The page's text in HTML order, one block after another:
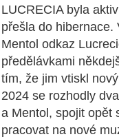
LUCRECIA byla
přešla do
Mentol odkaz
předělávkami
tím, že jim vtiskl
2024 se rozhodly
a Mentol, spojit opět
pracovat na nové